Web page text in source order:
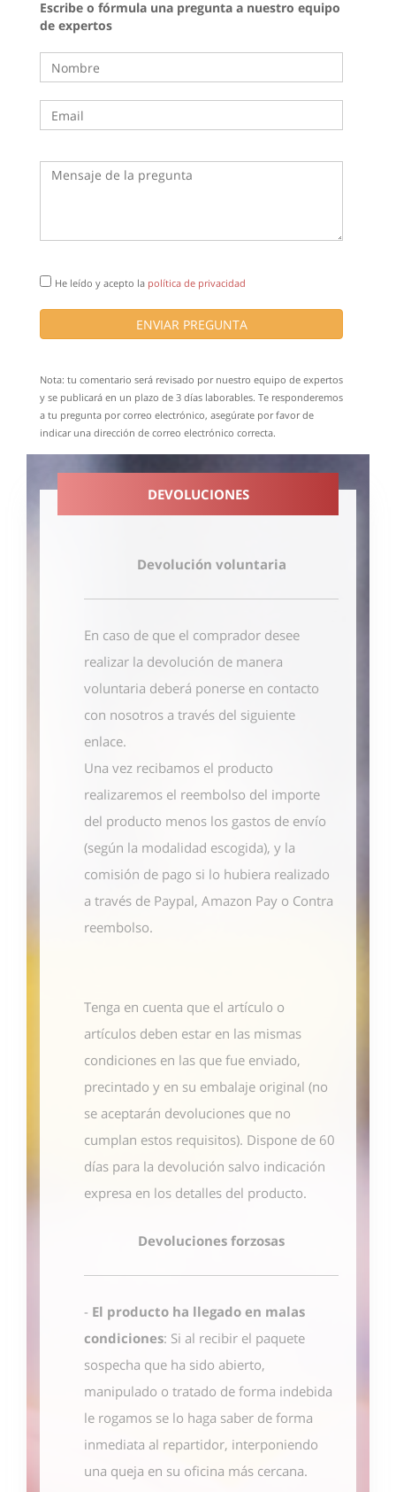
Escribe o fórmula una pregunta a nuestro equipo
de expertos
He leído y acepto la política de privacidad
ENVIAR PREGUNTA
Nota: tu comentario será revisado por nuestro equipo de expertos
y se publicará en un plazo de 3 días laborables. Te responderemos
a tu pregunta por correo electrónico, asegúrate por favor de
indicar una dirección de correo electrónico correcta.
DEVOLUCIONES
Devolución voluntaria
En caso de que el comprador desee
realizar la devolución de manera
voluntaria deberá ponerse en contacto
con nosotros a través del siguiente
enlace.
Una vez recibamos el producto
realizaremos el reembolso del importe
del producto menos los gastos de envío
(según la modalidad escogida), y la
comisión de pago si lo hubiera realizado
a través de Paypal, Amazon Pay o Contra
reembolso.
Tenga en cuenta que el artículo o
artículos deben estar en las mismas
condiciones en las que fue enviado,
precintado y en su embalaje original (no
se aceptarán devoluciones que no
cumplan estos requisitos). Dispone de 60
días para la devolución salvo indicación
expresa en los detalles del producto.
Devoluciones forzosas
- El producto ha llegado en malas
condiciones: Si al recibir el paquete
sospecha que ha sido abierto,
manipulado o tratado de forma indebida
le rogamos se lo haga saber de forma
inmediata al repartidor, interponiendo
una queja en su oficina más cercana.